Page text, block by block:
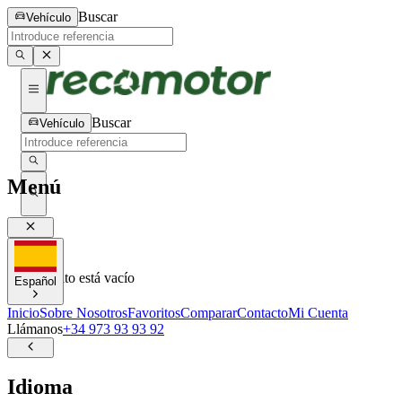
Vehículo Buscar
Vehículo Buscar
0
Tu carrito está vacío
Menú
Español
InicioSobre NosotrosFavoritosCompararContactoMi Cuenta
Llámanos+34 973 93 93 92
Idioma